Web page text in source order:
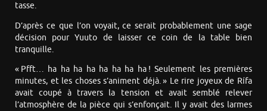
tasse.
D’après ce que l’on voyait, ce serait probablement une sage
décision pour Yuuto de laisser ce coin de la table bien
tranquille.
« Pfft… ha ha ha ha ha ha ha ha ! Seulement les premières
minutes, et les choses s’animent déjà. » Le rire joyeux de Rífa
avait coupé à travers la tension et avait semblé relever
l’atmosphère de la pièce qui s’enfonçait. Il y avait des larmes